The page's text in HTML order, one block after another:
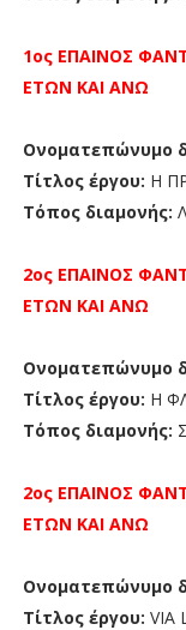
1ος ΕΠΑΙΝΟΣ
ΕΤΩΝ ΚΑΙ ΑΝΩ
Ονοματεπώνυμο
Τίτλος έργου: Η
Τόπος διαμονής:
2ος ΕΠΑΙΝΟΣ
ΕΤΩΝ ΚΑΙ ΑΝΩ
Ονοματεπώνυμο
Τίτλος έργου: Η
Τόπος διαμονής:
2ος ΕΠΑΙΝΟΣ
ΕΤΩΝ ΚΑΙ ΑΝΩ
Ονοματεπώνυμο
Τίτλος έργου: VIA